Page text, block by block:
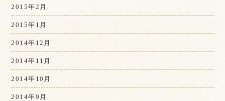
2015年2月
2015年1月
2014年12月
2014年11月
2014年10月
2014年9月